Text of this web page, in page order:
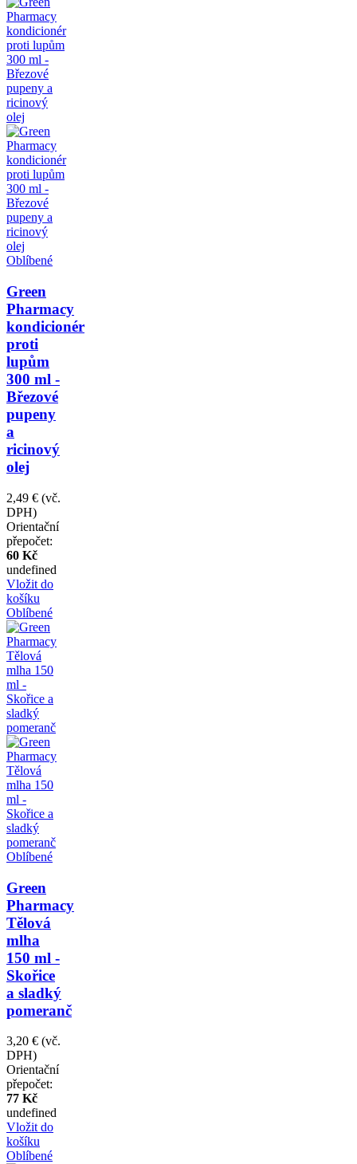
Oblíbené
Green
Pharmacy
kondicionér
proti
lupům
300 ml -
Březové
pupeny
a
ricinový
olej
2,49 € (vč.
DPH)
Orientační
přepočet:
60 Kč
undefined
Vložit do
košíku
Oblíbené
Oblíbené
Green
Pharmacy
Tělová
mlha
150 ml -
Skořice
a sladký
pomeranč
3,20 € (vč.
DPH)
Orientační
přepočet:
77 Kč
undefined
Vložit do
košíku
Oblíbené